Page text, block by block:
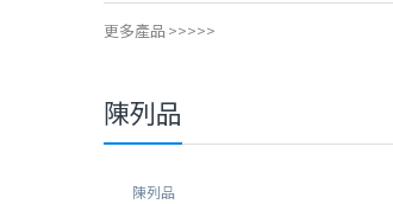
更多產品 >>>>>
陳列品
陳列品